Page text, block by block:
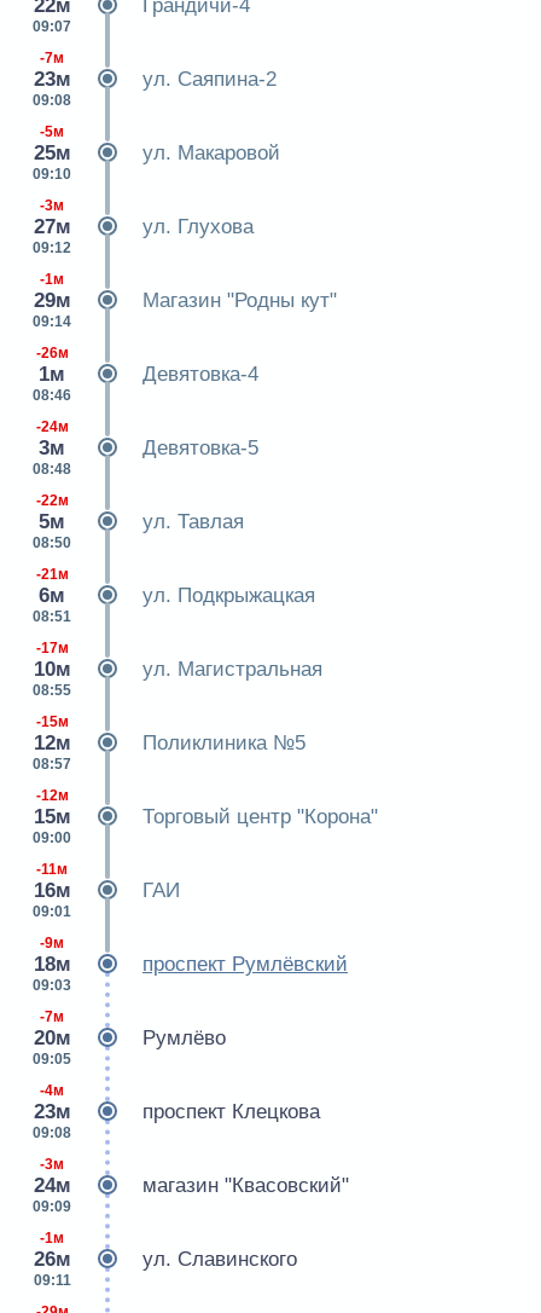
22м
09:07
Грандичи-4
-7м
23м
09:08
ул. Саяпина-2
-5м
25м
09:10
ул. Макаровой
-3м
27м
09:12
ул. Глухова
-1м
29м
09:14
Магазин "Родны кут"
-26м
1м
08:46
Девятовка-4
-24м
3м
08:48
Девятовка-5
-22м
5м
08:50
ул. Тавлая
-21м
6м
08:51
ул. Подкрыжацкая
-17м
10м
08:55
ул. Магистральная
-15м
12м
08:57
Поликлиника №5
-12м
15м
09:00
Торговый центр "Корона"
-11м
16м
09:01
ГАИ
-9м
18м
09:03
проспект Румлёвский
-7м
20м
09:05
Румлёво
-4м
23м
09:08
проспект Клецкова
-3м
24м
09:09
магазин "Квасовский"
-1м
26м
09:11
ул. Славинского